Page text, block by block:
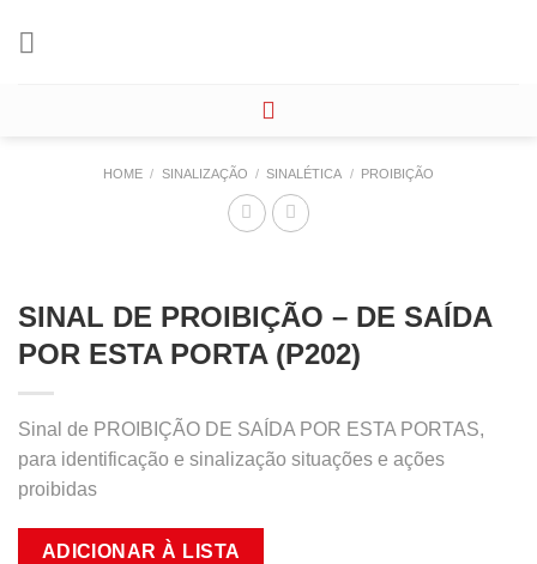
HOME / SINALIZAÇÃO / SINALÉTICA / PROIBIÇÃO
SINAL DE PROIBIÇÃO – DE SAÍDA
POR ESTA PORTA (P202)
Sinal de PROIBIÇÃO DE SAÍDA POR ESTA PORTAS,
para identificação e sinalização situações e ações
proibidas
ADICIONAR À LISTA